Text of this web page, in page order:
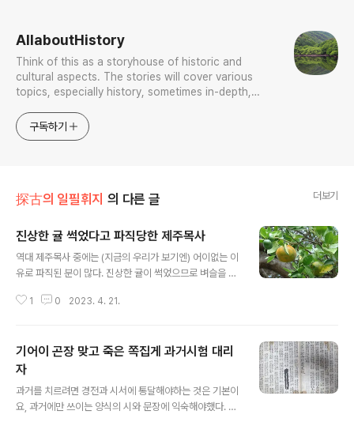
AllaboutHistory
Think of this as a storyhouse of historic and
cultural aspects. The stories will cover various
topics, especially history, sometimes in-depth,
approach will be to resist any common sense or
generalized viewpoint
구독하기
探古의 일필휘지 의 다른 글 더보기
진상한 귤 썩었다고 파직당한 제주목사
역대 제주목사 중에는 (지금의 우리가 보기엔) 어이없는 이
유로 파직된 분이 많다. 진상한 귤이 썩었으므로 벼슬을 떼
르는데 썩지 않는다는 게 더 이상한 일 아닐까. 지금도 택배
심정이었을지 모르겠다. *** Editor's Note *** 전라도
장성부사는 죽력을 만들 청대죽이 너무 말라서 파직되기도
했단다. 이를 반면교사 삼은 후임 장성부사는 정치력을 발
휘해 장성 대나무는 죽력을 만들기에 좋지 않다고 담양에
토스해 버리기도 했다고. (기호철)
1 0 2023. 4. 21.
기어이 곤장 맞고 죽은 쪽집게 과거시험 대리
자
과거를 치르려면 경전과 시서에 통달해야하는 것은 기본이
요, 과거에만 쓰이는 양식의 시와 문장에 익숙해야했다. 시